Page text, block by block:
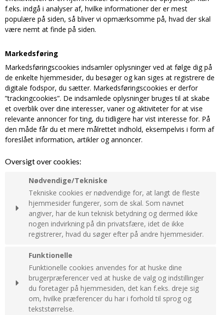
f.eks. indgå i analyser af, hvilke informationer der er mest
populære på siden, så bliver vi opmærksomme på, hvad der skal
være nemt at finde på siden.
Markedsføring
Markedsføringscookies indsamler oplysninger ved at følge dig på
de enkelte hjemmesider, du besøger og kan siges at registrere de
digitale fodspor, du sætter. Markedsføringscookies er derfor
”trackingcookies”. De indsamlede oplysninger bruges til at skabe
et overblik over dine interesser, vaner og aktiviteter for at vise
relevante annoncer for ting, du tidligere har vist interesse for. På
den måde får du et mere målrettet indhold, eksempelvis i form af
foreslået information, artikler og annoncer.
Oversigt over cookies:
Nødvendige/Tekniske
Tekniske cookies er nødvendige for, at langt de fleste
hjemmesider fungerer, som de skal. Som navnet
angiver, har de kun teknisk betydning og dermed ikke
nogen indvirkning på din privatsfære, idet de ikke
registrerer, hvad du søger efter på andre hjemmesider.
Cookie:
PHPSESSID
Oprindelse:
System
Beskrivelse:
Denne cookie bruges af serveren til at holde styr
Session
Funktionelle
Funktionelle cookies anvendes for at huske dine
brugerpræferencer ved at huske de valg og indstillinger
du foretager på hjemmesiden, det kan f.eks. dreje sig
om, hvilke præferencer du har i forhold til sprog og
tekststørrelse.